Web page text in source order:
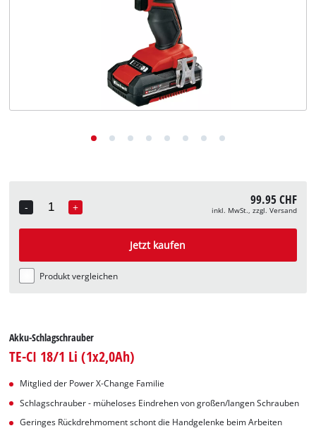
-
Quantity
+ 99.95 CHF
inkl. MwSt., zzgl. Versand
Jetzt kaufen
Produkt vergleichen
Akku-Schlagschrauber
TE-CI 18/1 Li (1x2,0Ah)
Mitglied der Power X-Change Familie
Schlagschrauber - müheloses Eindrehen von großen/langen Schrauben
Geringes Rückdrehmoment schont die Handgelenke beim Arbeiten